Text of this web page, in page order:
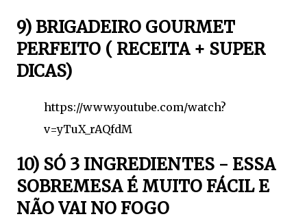
9) BRIGADEIRO GOURMET
PERFEITO ( RECEITA + SUPER
DICAS)
https://www.youtube.com/watch?
v=yTuX_rAQfdM
10) SÓ 3 INGREDIENTES - ESSA
SOBREMESA É MUITO FÁCIL E
NÃO VAI NO FOGO